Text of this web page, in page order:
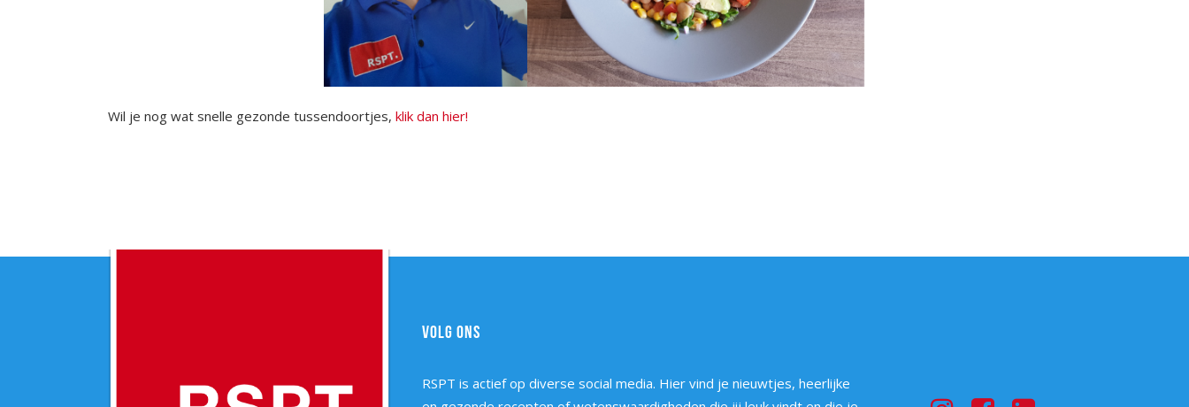
Wil je nog wat snelle gezonde tussendoortjes, klik dan hier!
VOLG ONS
RSPT is actief op diverse social media. Hier vind je nieuwtjes, heerlijke